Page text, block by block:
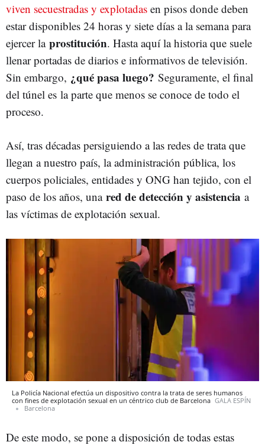
viven secuestradas y explotadas en pisos donde deben
estar disponibles 24 horas y siete días a la semana para
ejercer la prostitución. Hasta aquí la historia que suele
llenar portadas de diarios e informativos de televisión.
Sin embargo, ¿qué pasa luego? Seguramente, el final
del túnel es la parte que menos se conoce de todo el
proceso.
Así, tras décadas persiguiendo a las redes de trata que
llegan a nuestro país, la administración pública, los
cuerpos policiales, entidades y ONG han tejido, con el
paso de los años, una red de detección y asistencia a
las víctimas de explotación sexual.
La Policía Nacional efectúa un dispositivo contra la trata de seres humanos
con fines de explotación sexual en un céntrico club de Barcelona GALA ESPÍN
Barcelona
De este modo, se pone a disposición de todas estas